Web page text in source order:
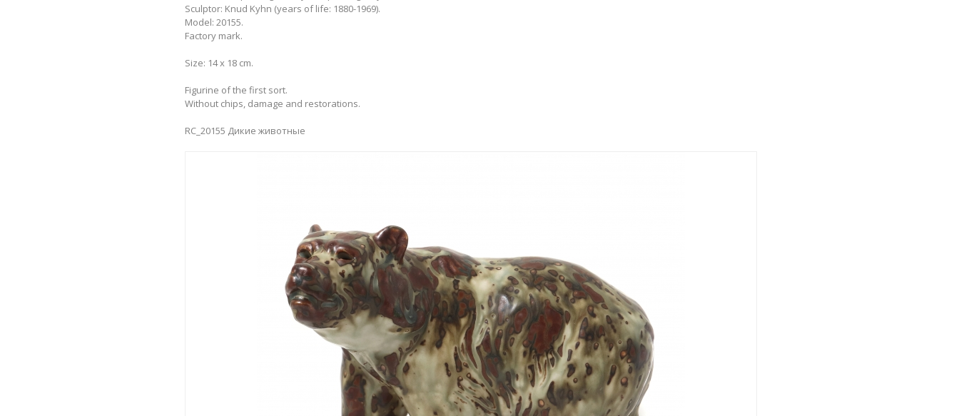
Sculptor: Knud Kyhn (years of life: 1880-1969).
Model: 20155.
Factory mark.
Size: 14 х 18 cm.
Figurine of the first sort.
Without chips, damage and restorations.
RC_20155 Дикие животные